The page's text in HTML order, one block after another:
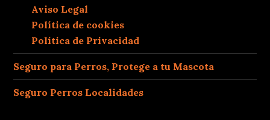
Aviso Legal
Política de cookies
Política de Privacidad
Seguro para Perros, Protege a tu Mascota
Seguro Perros Localidades